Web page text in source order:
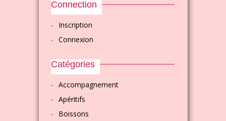
Connection
Inscription
Connexion
Catégories
Accompagnement
Apéritifs
Boissons